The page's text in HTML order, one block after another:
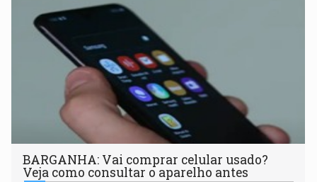
BARGANHA: Vai comprar celular usado?
Veja como consultar o aparelho antes